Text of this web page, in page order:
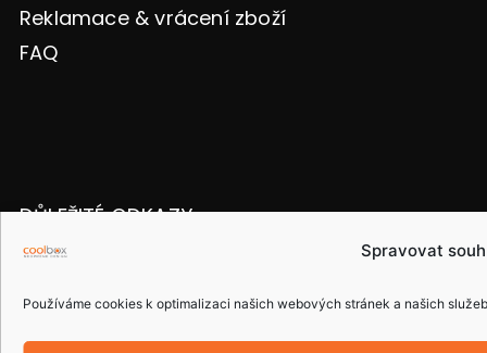
Spravovat
Používáme cookies k optimalizaci našich webových stránek a našich
Reklamace & vrácení zboží
FAQ
DŮLEŽITÉ ODKAZY
O NÁS
NAPIŠTE NÁM